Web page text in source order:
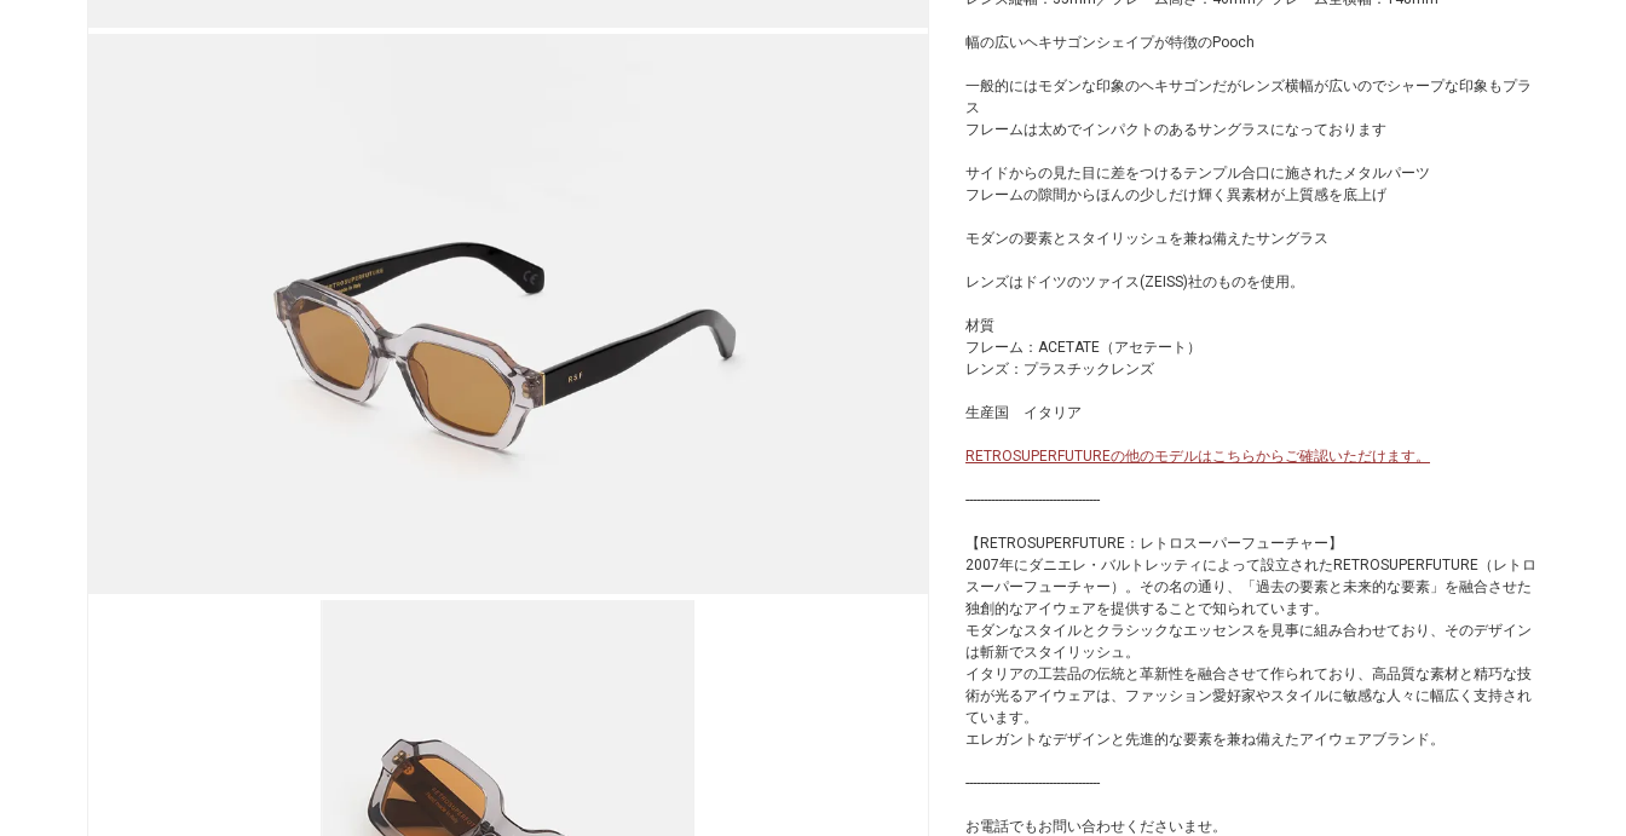
幅の広いヘキサゴンシェイプが特徴のPooch
一般的にはモダンな印象のヘキサゴンだがレンズ横幅が広いのでシャープな印象もプラ
ス
フレームは太めでインパクトのあるサングラスになっております
サイドからの見た目に差をつけるテンプル合口に施されたメタルパーツ
フレームの隙間からほんの少しだけ輝く異素材が上質感を底上げ
モダンの要素とスタイリッシュを兼ね備えたサングラス
レンズはドイツのツァイス(ZEISS)社のものを使用。
材質
フレーム：ACETATE（アセテート）
レンズ：プラスチックレンズ
生産国 イタリア
RETROSUPERFUTUREの他のモデルはこちらからご確認いただけます。
-------------------------------------
【RETROSUPERFUTURE：レトロスーパーフューチャー】
2007年にダニエレ・バルトレッティによって設立されたRETROSUPERFUTURE（レトロ
スーパーフューチャー）。その名の通り、「過去の要素と未来的な要素」を融合させた
独創的なアイウェアを提供することで知られています。
モダンなスタイルとクラシックなエッセンスを見事に組み合わせており、そのデザイン
は斬新でスタイリッシュ。
イタリアの工芸品の伝統と革新性を融合させて作られており、高品質な素材と精巧な技
術が光るアイウェアは、ファッション愛好家やスタイルに敏感な人々に幅広く支持され
ています。
エレガントなデザインと先進的な要素を兼ね備えたアイウェアブランド。
-------------------------------------
お電話でもお問い合わせくださいませ。